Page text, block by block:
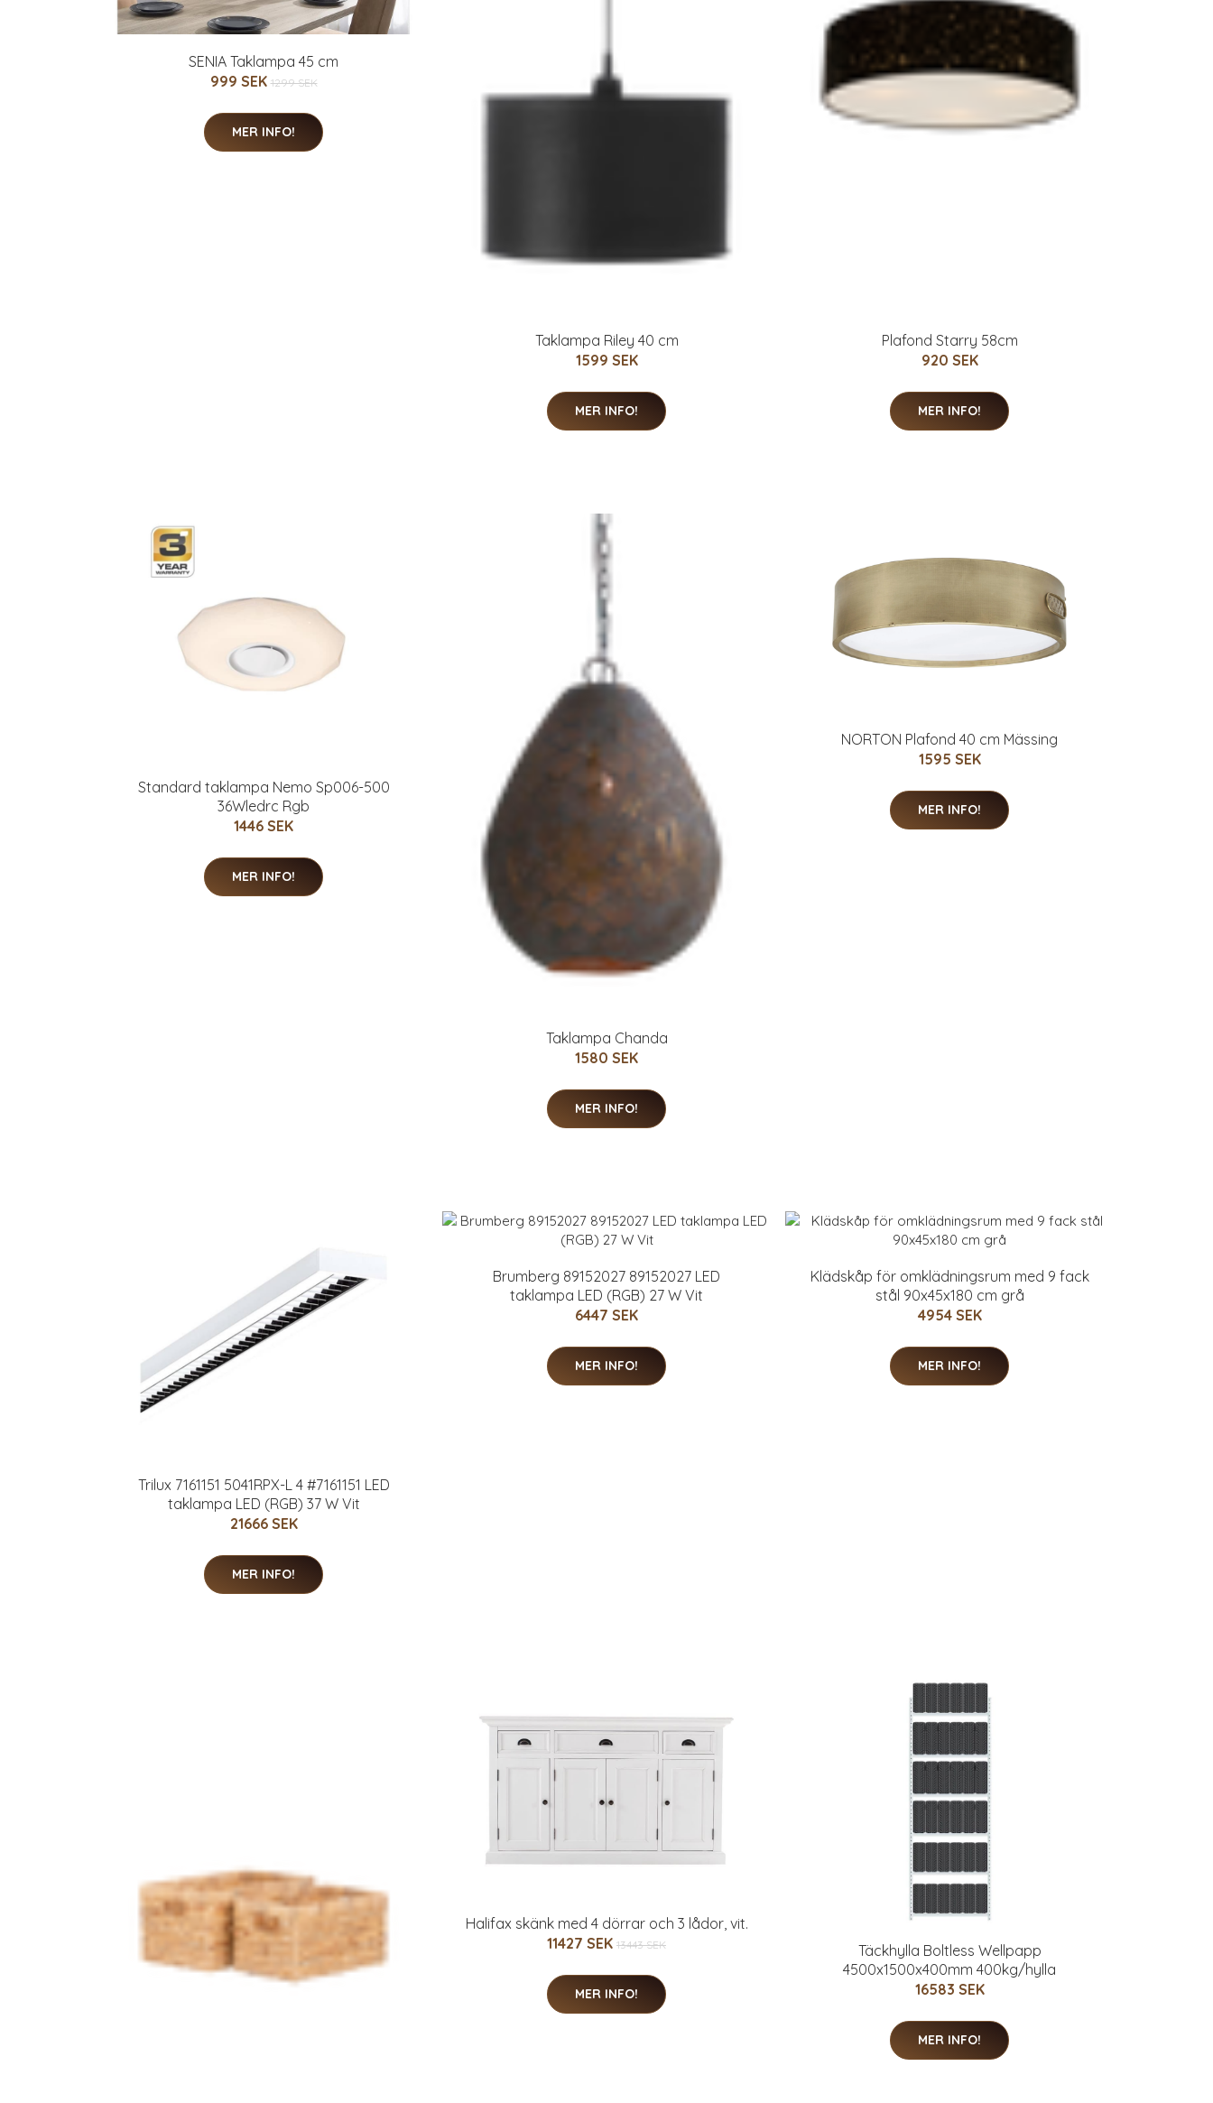
SENIA Taklampa 45 cm
999 SEK 1299 SEK
MER INFO!
Taklampa Riley 40 cm
1599 SEK
MER INFO!
Plafond Starry 58cm
920 SEK
MER INFO!
Standard taklampa Nemo Sp006-500
36Wledrc Rgb
1446 SEK
MER INFO!
Taklampa Chanda
1580 SEK
MER INFO!
NORTON Plafond 40 cm Mässing
1595 SEK
MER INFO!
Trilux 7161151 5041RPX-L 4 #7161151 LED
taklampa LED (RGB) 37 W Vit
21666 SEK
MER INFO!
Brumberg 89152027 89152027 LED
taklampa LED (RGB) 27 W Vit
6447 SEK
MER INFO!
Klädskåp för omklädningsrum med 9 fack
stål 90x45x180 cm grå
4954 SEK
MER INFO!
Halifax skänk med 4 dörrar och 3 lådor, vit.
11427 SEK 13443 SEK
MER INFO!
Täckhylla Boltless Wellpapp
4500x1500x400mm 400kg/hylla
16583 SEK
MER INFO!